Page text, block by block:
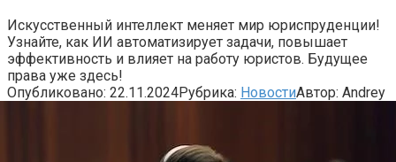
Искусственный интеллект меняет мир юриспруденции!
Узнайте, как ИИ автоматизирует задачи, повышает
эффективность и влияет на работу юристов. Будущее
права уже здесь!
Опубликовано: 22.11.2024Рубрика: НовостиАвтор: Andrey